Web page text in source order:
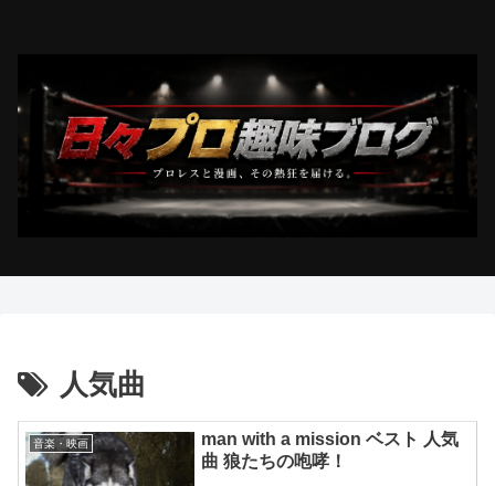
人気曲
音楽・映画
man with a mission ベスト 人気
曲 狼たちの咆哮！